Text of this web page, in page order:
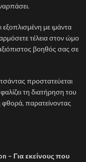
εξοπλισμένη με ιμάντα
τέλεια στον ώμο
βοηθός σας σε
προστατεύεται
τη διατήρηση του
παρατείνοντας
– Για εκείνους που